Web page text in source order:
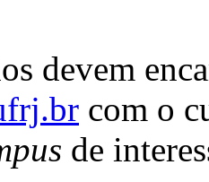
devem
com o
de